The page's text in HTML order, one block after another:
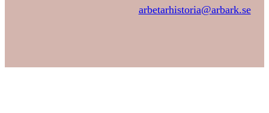
arbetarhistoria@arbark.se